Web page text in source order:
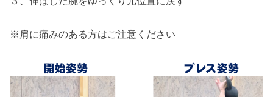
※肩に痛みのある方はご注意ください